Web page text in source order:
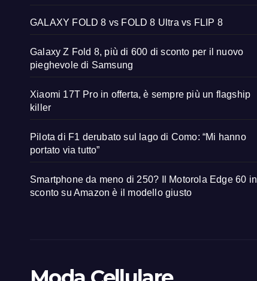
GALAXY FOLD 8 vs FOLD 8 Ultra vs FLIP 8
Galaxy Z Fold 8, più di 600 di sconto per il nuovo
pieghevole di Samsung
Xiaomi 17T Pro in offerta, è sempre più un flagship
killer
Pilota di F1 derubato sul lago di Como: “Mi hanno
portato via tutto”
Smartphone da meno di 250? Il Motorola Edge 60 in
sconto su Amazon è il modello giusto